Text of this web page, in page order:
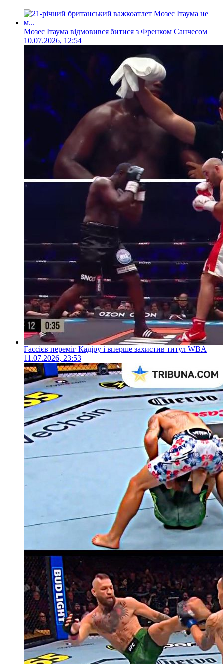
Мозес Ітаума відмовився битися з Френком Санчесом
10.07.2026, 12:54
Гассієв переміг Кадіру і вперше захистив титул WBA
11.07.2026, 23:53